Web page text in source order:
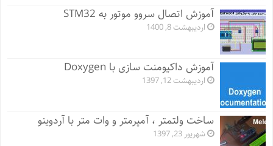
آموزش اتصال سروو موتور به STM32
اردیبهشت 8, 1400
آموزش داکیومنت سازی با Doxygen
اردیبهشت 12, 1397
ساخت ولتمتر ، آمپرمتر و وات متر با آردوینو
شهریور 23, 1397